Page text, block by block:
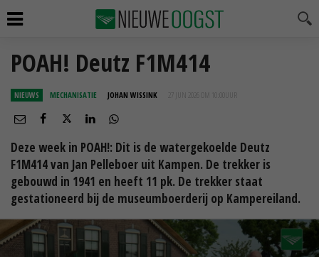
POAH! Deutz F1M414
NIEUWS MECHANISATIE JOHAN WISSINK 27 JUN 2026 OM 10:00
Deze week in POAH!: Dit is de watergekoelde Deutz
F1M414 van Jan Pelleboer uit Kampen. De trekker is
gebouwd in 1941 en heeft 11 pk. De trekker staat
gestationeerd bij de museumboerderij op Kampereiland.